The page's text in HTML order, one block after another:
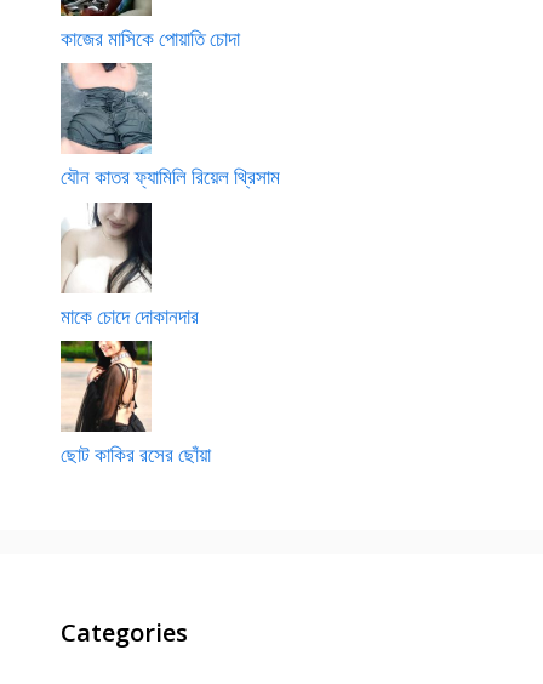
কাজের মাসিকে পোয়াতি চোদা
যৌন কাতর ফ্যামিলি রিয়েল থ্রিসাম
মাকে চোদে দোকানদার
ছোট কাকির রসের ছোঁয়া
Categories